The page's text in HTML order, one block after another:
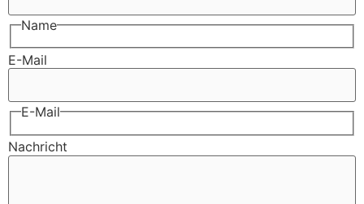
Name
E-Mail
E-Mail
Nachricht